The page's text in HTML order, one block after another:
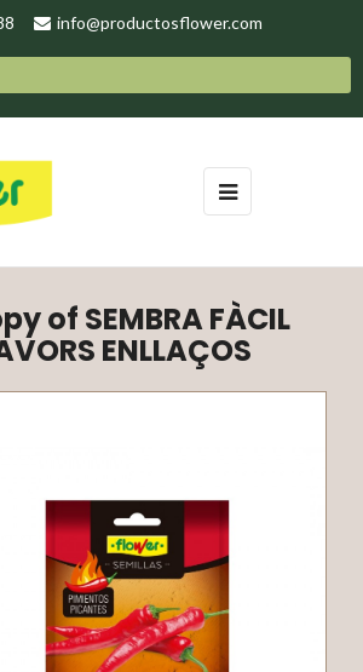
info@productosflower.com
Toggle
navigation
☰
of SEMBRA FÀCIL
ENLLAÇOS